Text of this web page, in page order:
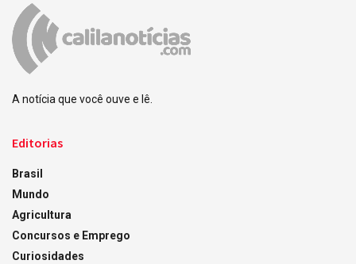
A notícia que você ouve e lê.
Editorias
Brasil
Mundo
Agricultura
Concursos e Emprego
Curiosidades